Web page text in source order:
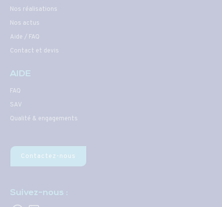
Nos réalisations
Nos actus
Aide / FAQ
Contact et devis
AIDE
FAQ
SAV
Qualité & engagements
Contactez-nous
Suivez-nous :